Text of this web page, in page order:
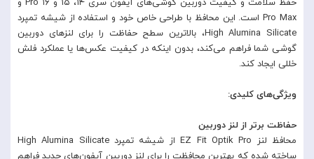
حفظ سلامت و کیفیت دوربین گوشی‌های آیفون سری ۱۴، ۱۵ و ۱۶ Pro و
Pro Max است. این محافظ با طراحی خاص خود و استفاده از شیشه تمپرد
High Alumina Silicate، بالاترین سطح حفاظت را برای لنزهای دوربین
گوشی شما فراهم می‌کند، بدون اینکه در کیفیت عکس‌ها یا عملکرد فلش
خللی ایجاد کند.
ویژگی‌های کلیدی:
حفاظت برتر از لنز دوربین
محافظ لنز EZ Fit Optik Pro از شیشه تمپرد High Alumina Silicate
ساخته شده که بهترین محافظت را برای لنز دوربین آیفون‌های جدید فراهم